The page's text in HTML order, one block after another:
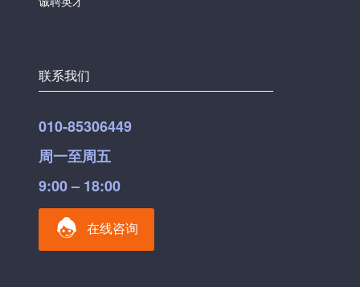
联系我们
010-85306449
周一至周五
9:00 – 18:00
在线咨询